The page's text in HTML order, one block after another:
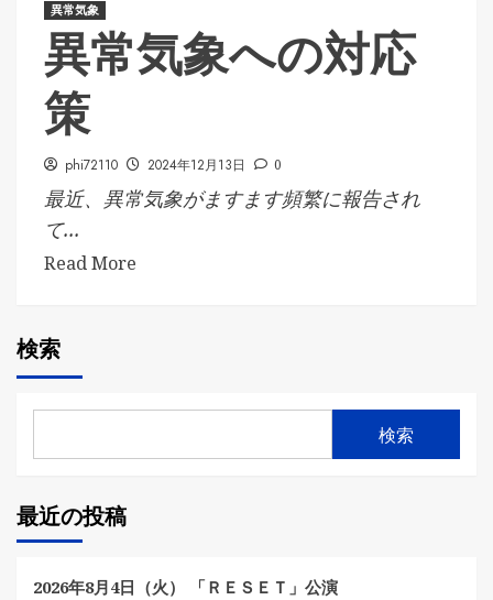
異常気象
異常気象への対応
策
phi72110 2024年12月13日 0
最近、異常気象がますます頻繁に報告され
て...
Read More
検索
検索
最近の投稿
2026年8月4日（火） 「ＲＥＳＥＴ」公演